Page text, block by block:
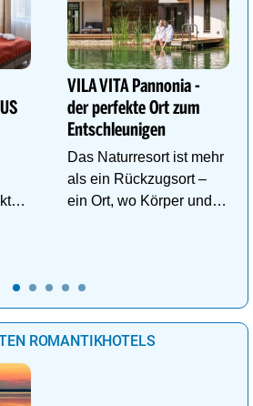
VILA VITA Pannonia -
der perfekte Ort zum
Entschleunigen
Das Naturresort ist mehr
als ein Rückzugsort –
ein Ort, wo Körper und
ROMANTIKHOTELS